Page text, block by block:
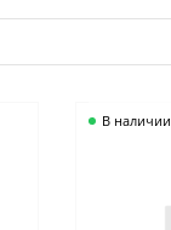
В наличии